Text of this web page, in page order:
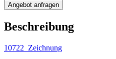
/
/
Menge
Angebot anfragen
Beschreibung
10722_Zeichnung